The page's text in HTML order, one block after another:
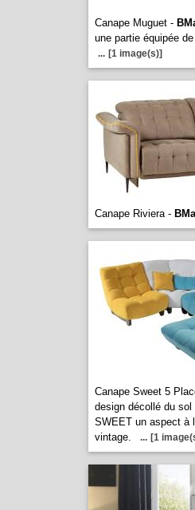
Canape Muguet -
une partie équipée
... [1 image(s)]
Canape Riviera -
Canape Sweet 5
design décollé du
SWEET un aspect à
vintage.
... [1